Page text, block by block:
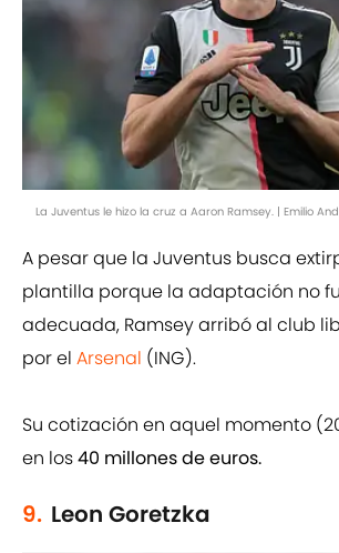
La Juventus le hizo la cruz a Aaron Ramsey. | Emilio
A pesar que la Juventus busca
plantilla porque la adaptación no
adecuada, Ramsey arribó al club
por el Arsenal (ING).
Su cotización en aquel momento
en los40 millones de euros.
9. Leon Goretzka